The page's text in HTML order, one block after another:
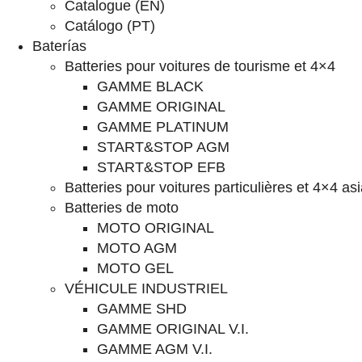
Catalogue (EN)
Catálogo (PT)
Baterías
Batteries pour voitures de tourisme et 4×4
GAMME BLACK
GAMME ORIGINAL
GAMME PLATINUM
START&STOP AGM
START&STOP EFB
Batteries pour voitures particulières et 4×4
Batteries de moto
MOTO ORIGINAL
MOTO AGM
MOTO GEL
VÉHICULE INDUSTRIEL
GAMME SHD
GAMME ORIGINAL V.I.
GAMME AGM V.I.